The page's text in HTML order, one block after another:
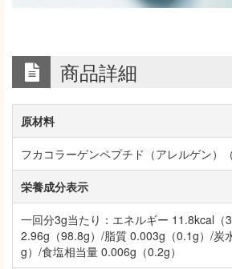
商品詳細
原材料
フカコラーゲンペプチド（アレルゲン）
栄養成分表示
一回分3g当たり：エネルギー 11.8kcal（
2.96g（98.8g）/脂質 0.003g（0.1g）/炭
g）/食塩相当量 0.006g（0.2g）